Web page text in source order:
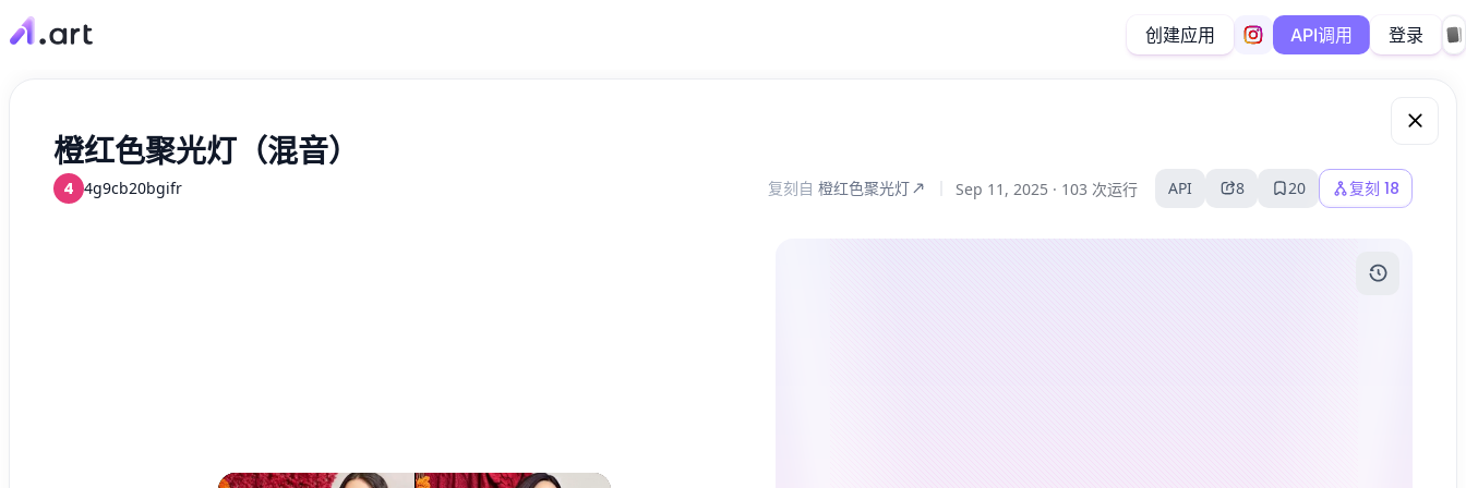
创建应用 API调用 登录
橙红色聚光灯（混音）
4 4g9cb20bgifr 复刻自 橙红色聚光灯 Sep 11, 2025 · 103 次运行 API 8 20 复刻 18